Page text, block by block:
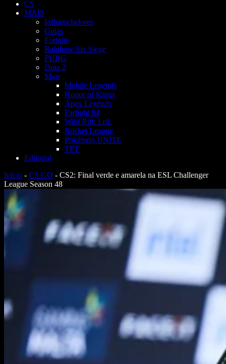
CS
MAIS
Influenciadores
Guias
Fortnite
Rainbow Six Siege
PUBG
Dota 2
Mais
Mobile Legends
Honor of Kings
Apex Legends
Farlight 84
Wild Rift: LoL
Rocket League
Pokémon UNITE
TFT
Editorial
Início - CS:GO - CS2: Final verde e amarela na ESL Challenger
League Season 48